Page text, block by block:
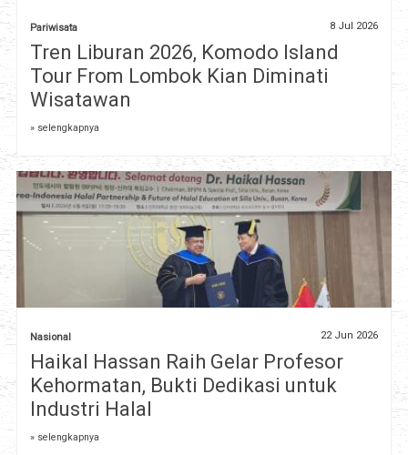
Pariwisata 8 Jul 2026
Tren Liburan 2026, Komodo Island
Tour From Lombok Kian Diminati
Wisatawan
» selengkapnya
Nasional 22 Jun 2026
Haikal Hassan Raih Gelar Profesor
Kehormatan, Bukti Dedikasi untuk
Industri Halal
» selengkapnya